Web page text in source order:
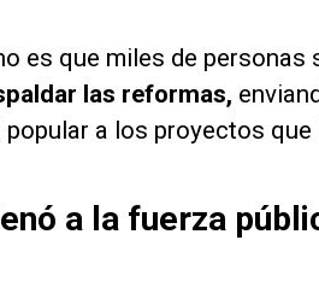
es que miles de
las reformas,
a los proyectos
a la fuerza